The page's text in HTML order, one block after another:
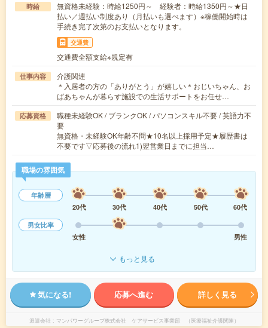
時給
無資格未経験：時給1250円～ 経験者：時給1350円～★日
払い／週払い制度あり（月払いも選べます）※稼働開始時は
手続き完了次第のお支払いとなります。
交通費
交通費全額支給※規定有
仕事内容
介護関連
＊入居者の方の「ありがとう」が嬉しい＊おじいちゃん、お
ばあちゃんが暮らす施設での生活サポートをお任せ…
応募資格
職種未経験OK / ブランクOK / パソコンスキル不要 / 英語力不
要
無資格・未経験OK年齢不問★10名以上採用予定★履歴書は
不要です▽応募後の流れ1)翌営業日までに担当…
職場の雰囲気
年齢層
20代
30代 40代 50代
60代
男女比率
女性
男性
もっと見る
気になる! 応募へ進む 詳しく見る
派遣会社 マンパワーグループ株式会社 ケアサービス事業部 （医療福祉介護関連）